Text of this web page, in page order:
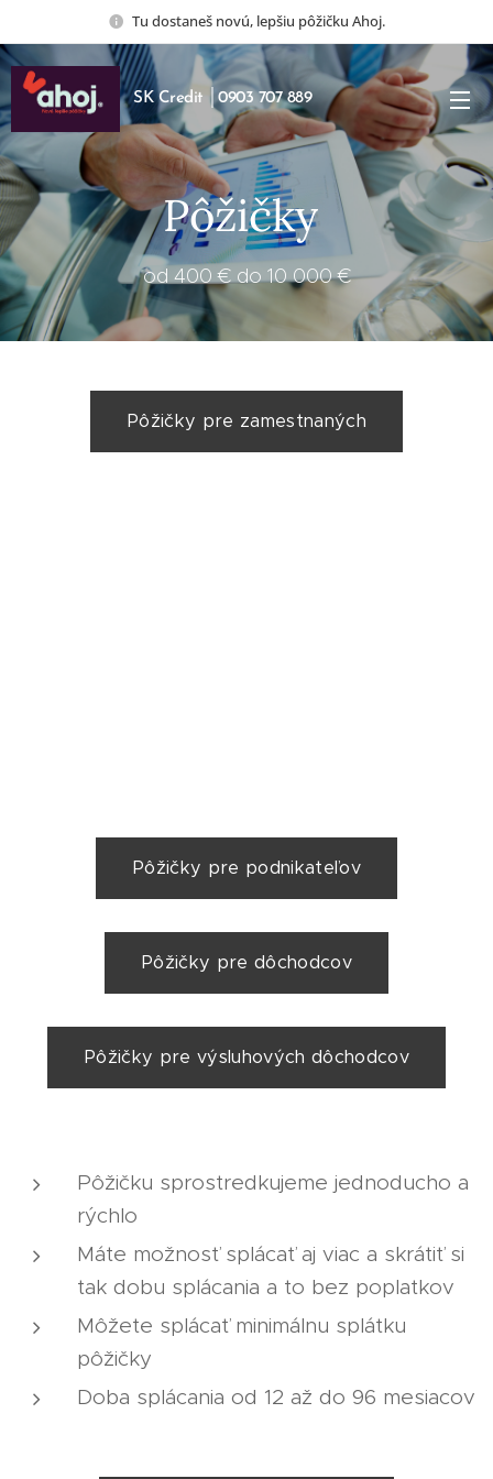
Tu dostaneš novú, lepšiu pôžičku Ahoj.
SK Credit │0903 707 889
Pôžičky
od 400 € do 10 000 €
Pôžičky pre zamestnaných
Pôžičky pre podnikateľov
Pôžičky pre dôchodcov
Pôžičky pre výsluhových dôchodcov
Pôžičku sprostredkujeme jednoducho a
rýchlo
Máte možnosť splácať aj viac a skrátiť si
tak dobu splácania a to bez poplatkov
Môžete splácať minimálnu splátku
pôžičky
Doba splácania od 12 až do 96 mesiacov